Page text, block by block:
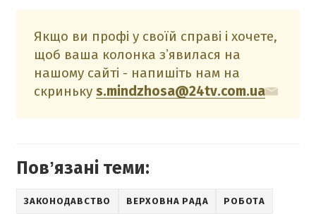
Якщо ви профі у своїй справі і хочете,
щоб ваша колонка зʼявилася на
нашому сайті - напишіть нам на
скриньку s.mindzhosa@24tv.com.ua
Повʼязані теми:
ЗАКОНОДАВСТВО ВЕРХОВНА РАДА РОБОТА